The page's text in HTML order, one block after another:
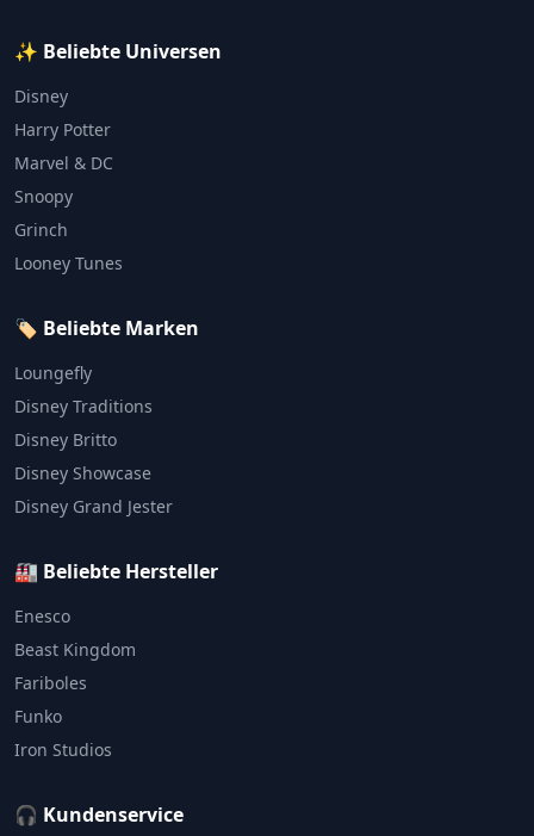
✨ Beliebte Universen
Disney
Harry Potter
Marvel & DC
Snoopy
Grinch
Looney Tunes
🏷️ Beliebte Marken
Loungefly
Disney Traditions
Disney Britto
Disney Showcase
Disney Grand Jester
🏭 Beliebte Hersteller
Enesco
Beast Kingdom
Fariboles
Funko
Iron Studios
🎧 Kundenservice